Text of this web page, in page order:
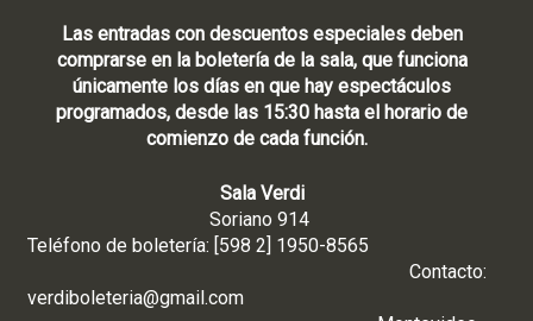
Las entradas con descuentos especiales deben
comprarse en la boletería de la sala, que funciona
únicamente los días en que hay espectáculos
programados, desde las 15:30 hasta el horario de
comienzo de cada función.
Sala Verdi
Soriano 914
Teléfono de boletería: [598 2] 1950-8565
Contacto:
verdiboleteria@gmail.com